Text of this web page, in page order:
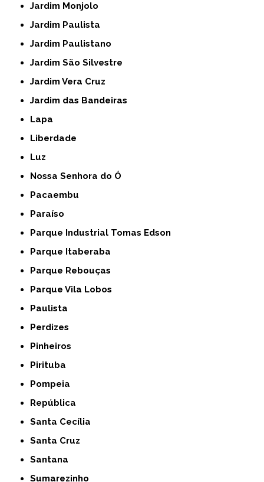
Jardim Monjolo
Jardim Paulista
Jardim Paulistano
Jardim São Silvestre
Jardim Vera Cruz
Jardim das Bandeiras
Lapa
Liberdade
Luz
Nossa Senhora do Ó
Pacaembu
Paraíso
Parque Industrial Tomas Edson
Parque Itaberaba
Parque Rebouças
Parque Vila Lobos
Paulista
Perdizes
Pinheiros
Pirituba
Pompeia
República
Santa Cecília
Santa Cruz
Santana
Sumarezinho